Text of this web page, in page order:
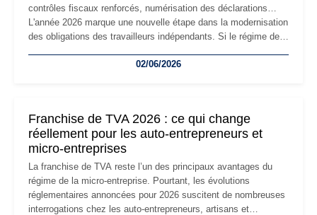
contrôles fiscaux renforcés, numérisation des déclarations…
L'année 2026 marque une nouvelle étape dans la modernisation
des obligations des travailleurs indépendants. Si le régime de
les auto-entrepreneurs devront s'adapter à un environnement
02/06/2026
Franchise de TVA 2026 : ce qui change
réellement pour les auto-entrepreneurs et
micro-entreprises
La franchise de TVA reste l’un des principaux avantages du
régime de la micro-entreprise. Pourtant, les évolutions
réglementaires annoncées pour 2026 suscitent de nombreuses
interrogations chez les auto-entrepreneurs, artisans et